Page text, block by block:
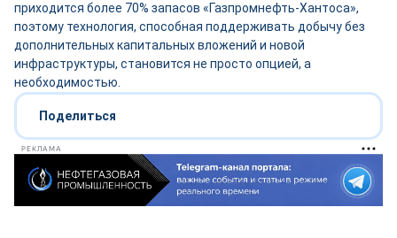
приходится более 70% запасов «Газпромнефть-Хантоса»,
поэтому технология, способная поддерживать добычу без
дополнительных капитальных вложений и новой
инфраструктуры, становится не просто опцией, а
необходимостью.
Поделиться
РЕКЛАМА